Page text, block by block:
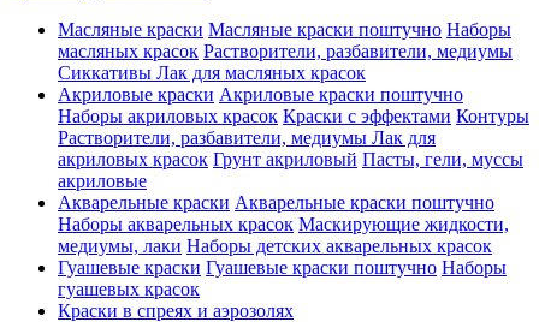
Масляные краски Масляные краски поштучно Наборы
масляных красок Растворители, разбавители, медиумы
Сиккативы Лак для масляных красок
Акриловые краски Акриловые краски поштучно
Наборы акриловых красок Краски с эффектами Контуры
Растворители, разбавители, медиумы Лак для
акриловых красок Грунт акриловый Пасты, гели, муссы
акриловые
Акварельные краски Акварельные краски поштучно
Наборы акварельных красок Маскирующие жидкости,
медиумы, лаки Наборы детских акварельных красок
Гуашевые краски Гуашевые краски поштучно Наборы
гуашевых красок
Краски в спреях и аэрозолях